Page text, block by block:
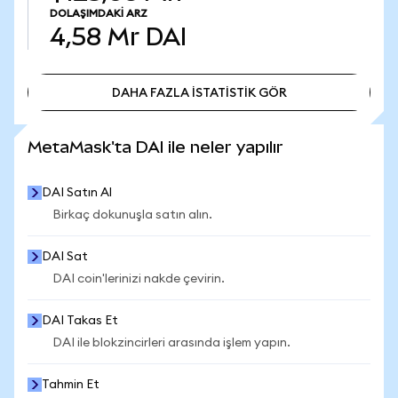
DOLAŞIMDAKI ARZ
4,58 Mr DAI
DAHA FAZLA İSTATİSTİK GÖR
MetaMask'ta DAI ile neler yapılır
DAI Satın Al
Birkaç dokunuşla satın alın.
DAI Sat
DAI coin'lerinizi nakde çevirin.
DAI Takas Et
DAI ile blokzincirleri arasında işlem yapın.
Tahmin Et